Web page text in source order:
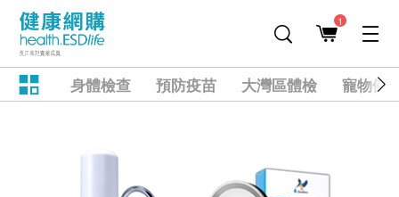
1
身體檢查 預防疫苗 大灣區體檢 寵物健